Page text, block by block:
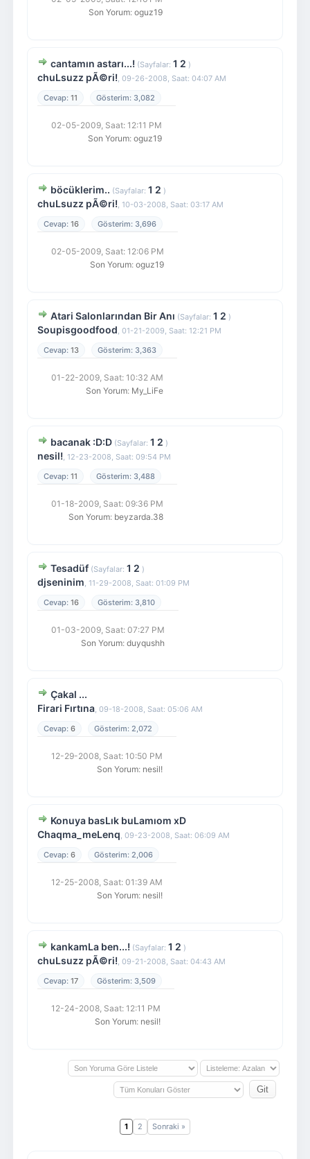
Son Yorum: oguz19
cantamın astarı...! (Sayfalar: 1 2 )
chuLsuzz pÃ©ri!, 09-26-2008, Saat: 04:07 AM
11
3,082
02-05-2009, Saat: 12:11 PM
Son Yorum: oguz19
böcüklerim.. (Sayfalar: 1 2 )
chuLsuzz pÃ©ri!, 10-03-2008, Saat: 03:17 AM
16
3,696
02-05-2009, Saat: 12:06 PM
Son Yorum: oguz19
Atari Salonlarından Bir Anı (Sayfalar: 1 2 )
Soupisgoodfood, 01-21-2009, Saat: 12:21 PM
13
3,363
01-22-2009, Saat: 10:32 AM
Son Yorum: My_LiFe
bacanak :D:D (Sayfalar: 1 2 )
nesil!, 12-23-2008, Saat: 09:54 PM
11
3,488
01-18-2009, Saat: 09:36 PM
Son Yorum: beyzarda.38
Tesadüf (Sayfalar: 1 2 )
djseninim, 11-29-2008, Saat: 01:09 PM
16
3,810
01-03-2009, Saat: 07:27 PM
Son Yorum: duyqushh
Çakal ...
Firari Fırtına, 09-18-2008, Saat: 05:06 AM
6
2,072
12-29-2008, Saat: 10:50 PM
Son Yorum: nesil!
Konuya basLık buLamıom xD
Chaqma_meLenq, 09-23-2008, Saat: 06:09 AM
6
2,006
12-25-2008, Saat: 01:39 AM
Son Yorum: nesil!
kankamLa ben...! (Sayfalar: 1 2 )
chuLsuzz pÃ©ri!, 09-21-2008, Saat: 04:43 AM
17
3,509
12-24-2008, Saat: 12:11 PM
Son Yorum: nesil!
1 2 Sonraki »